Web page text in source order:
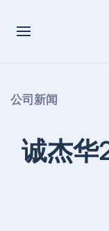
公司新闻
诚杰华